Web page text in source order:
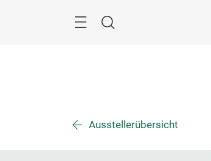
Suche
Ausstellerübersicht